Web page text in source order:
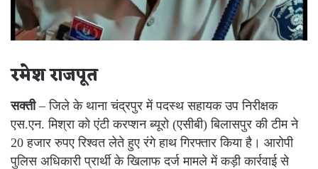
रमेश राजपूत
सक्ती– जिले के थाना चंद्रपुर में पदस्थ सहायक उप निरीक्षक
एस.एन. मिश्रा को एंटी करप्शन ब्यूरो (एसीबी) बिलासपुर की टीम ने
20 हजार रुपए रिश्वत लेते हुए रंगे हाथ गिरफ्तार किया है। आरोपी
पुलिस अधिकारी प्रार्थी के खिलाफ दर्ज मामले में कड़ी कार्रवाई से